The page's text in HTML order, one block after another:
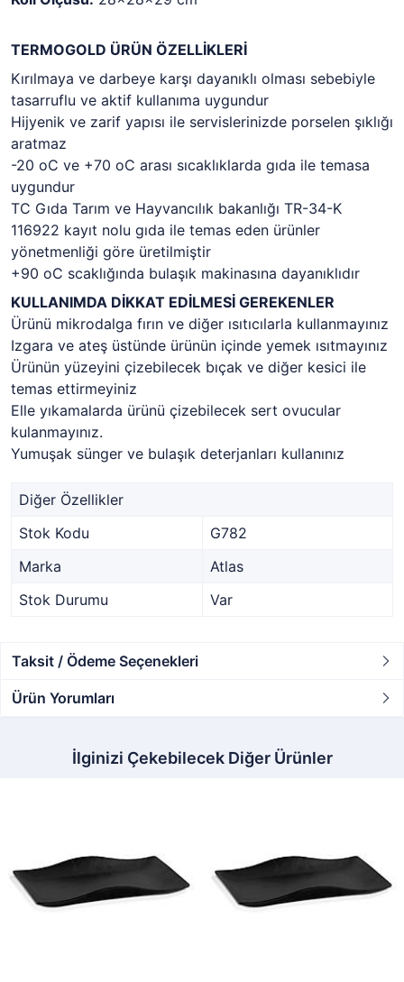
TERMOGOLD ÜRÜN ÖZELLİKLERİ
Kırılmaya ve darbeye karşı dayanıklı olması sebebiyle
tasarruflu ve aktif kullanıma uygundur
Hijyenik ve zarif yapısı ile servislerinizde porselen şıklığı
aratmaz
-20 oC ve +70 oC arası sıcaklıklarda gıda ile temasa
uygundur
TC Gıda Tarım ve Hayvancılık bakanlığı TR-34-K
116922 kayıt nolu gıda ile temas eden ürünler
yönetmenliği göre üretilmiştir
+90 oC scaklığında bulaşık makinasına dayanıklıdır
KULLANIMDA DİKKAT EDİLMESİ GEREKENLER
Ürünü mikrodalga fırın ve diğer ısıtıcılarla kullanmayınız
Izgara ve ateş üstünde ürünün içinde yemek ısıtmayınız
Ürünün yüzeyini çizebilecek bıçak ve diğer kesici ile
temas ettirmeyiniz
Elle yıkamalarda ürünü çizebilecek sert ovucular
kulanmayınız.
Yumuşak sünger ve bulaşık deterjanları kullanınız
Diğer Özellikler
Stok Kodu
G782
Marka
Atlas
Stok Durumu
Var
Taksit / Ödeme Seçenekleri
Ürün Yorumları
İlginizi Çekebilecek Diğer Ürünler